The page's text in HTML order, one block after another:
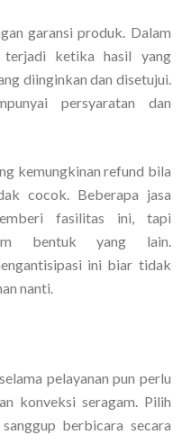
garansi produk. Dalam
terjadi ketika hasil yang
diinginkan dan disetujui.
persyaratan dan
kemungkinan refund bila
cocok. Beberapa jasa
fasilitas ini, tapi
bentuk yang lain.
ini biar tidak
nanti.
pelayanan pun perlu
konveksi seragam. Pilih
berbicara secara